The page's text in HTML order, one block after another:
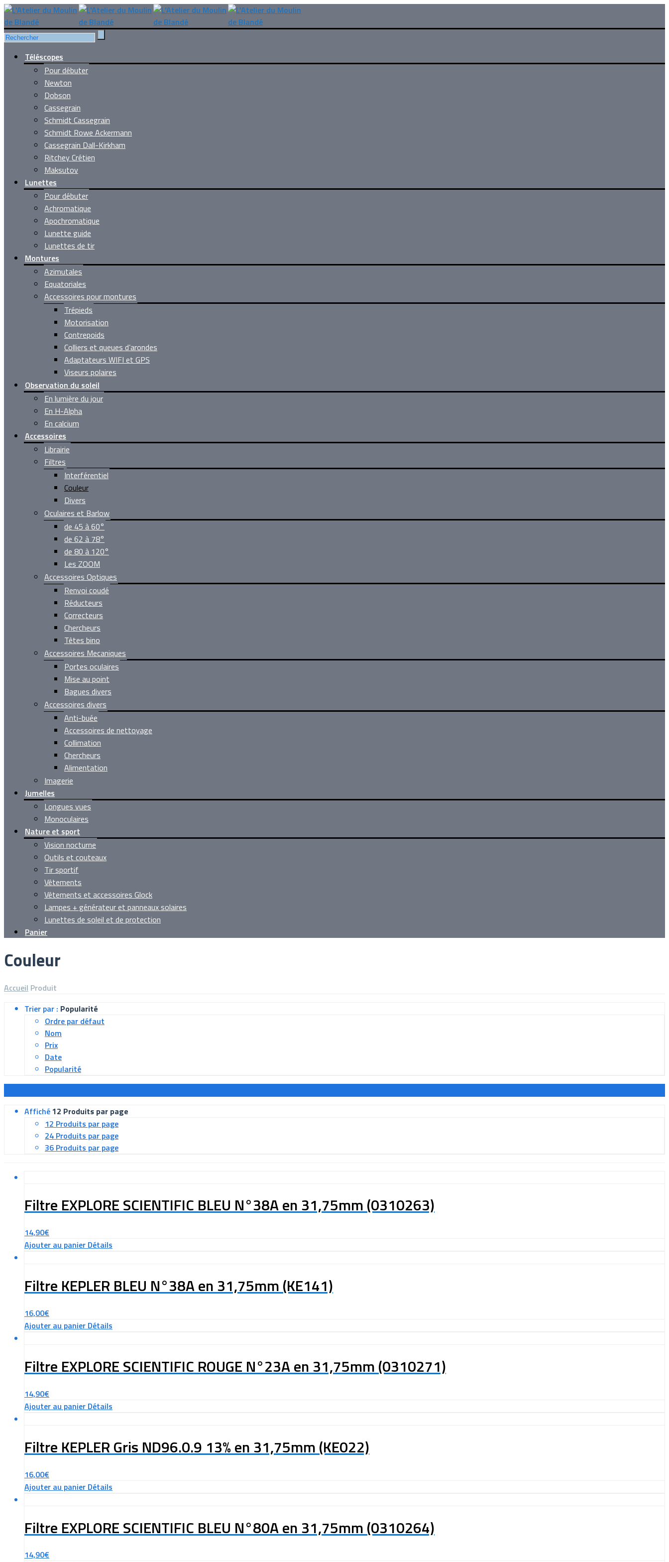
Téléscopes
Pour débuter
Newton
Dobson
Cassegrain
Schmidt Cassegrain
Schmidt Rowe Ackermann
Cassegrain Dall-Kirkham
Ritchey Crétien
Maksutov
Lunettes
Pour débuter
Achromatique
Apochromatique
Lunette guide
Lunettes de tir
Montures
Azimutales
Equatoriales
Accessoires pour montures
Trépieds
Motorisation
Contrepoids
Colliers et queues d’arondes
Adaptateurs WIFI et GPS
Viseurs polaires
Observation du soleil
En lumière du jour
En H-Alpha
En calcium
Accessoires
Librairie
Filtres
Interférentiel
Couleur
Divers
Oculaires et Barlow
de 45 à 60°
de 62 à 78°
de 80 à 120°
Les ZOOM
Accessoires Optiques
Renvoi coudé
Réducteurs
Correcteurs
Chercheurs
Têtes bino
Accessoires Mecaniques
Portes oculaires
Mise au point
Bagues divers
Accessoires divers
Anti-buée
Accessoires de nettoyage
Collimation
Chercheurs
Alimentation
Imagerie
Jumelles
Longues vues
Monoculaires
Nature et sport
Vision nocturne
Outils et couteaux
Tir sportif
Vêtements
Vêtements et accessoires Glock
Lampes + générateur et panneaux solaires
Lunettes de soleil et de protection
Panier
Couleur
Accueil Produit
Trier par : Popularité
Ordre par défaut
Nom
Prix
Date
Popularité
Affiché 12 Produits par page
12 Produits par page
24 Produits par page
36 Produits par page
Filtre EXPLORE SCIENTIFIC BLEU N°38A en 31,75mm (0310263)
14,90€
Ajouter au panier Détails
Filtre KEPLER BLEU N°38A en 31,75mm (KE141)
16,00€
Ajouter au panier Détails
Filtre EXPLORE SCIENTIFIC ROUGE N°23A en 31,75mm (0310271)
14,90€
Ajouter au panier Détails
Filtre KEPLER Gris ND96.0.9 13% en 31,75mm (KE022)
16,00€
Ajouter au panier Détails
Filtre EXPLORE SCIENTIFIC BLEU N°80A en 31,75mm (0310264)
14,90€